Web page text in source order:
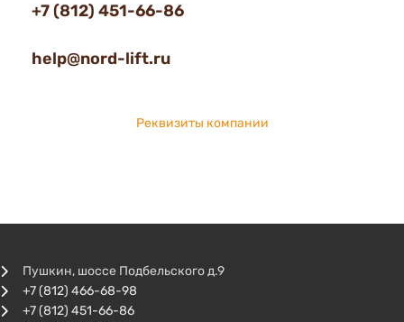
+7 (812) 451-66-86
help@nord-lift.ru
Реквизиты компании
Пушкин, шоссе Подбельского д.9
+7 (812) 466-68-98
+7 (812) 451-66-86